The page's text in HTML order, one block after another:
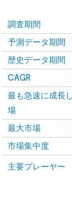
調査期間
予測データ期間
歴史データ期間
CAGR
最も急速に成長
場
最大市場
市場集中度
主要プレーヤー